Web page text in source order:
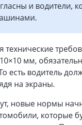
и водители,
технические
мм,
есть водитель
на экраны.
новые нормы
которые